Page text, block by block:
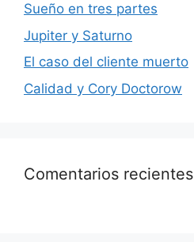
Sueño en tres partes
Jupiter y Saturno
El caso del cliente muerto
Calidad y Cory Doctorow
Comentarios recientes